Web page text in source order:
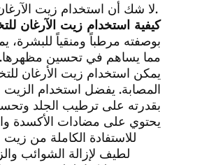
لا شك أن استخدام زيت الآرغان الطبيعي سيساعدك على الحصول على شعر صحي وقوي ينبض بالحيوية والجمال.
كيفية استخدام زيت الآرغان
بوصفته مرطباً ومنقياً للبشرة،
مما يساهم في تحسين مظهرها.
يمكن استخدام زيت الأرغان
المصابة. يفضل استخدام الزيت
بقدرته على ترطيب الجلد
يحتوي على مضادات الأكسدة
للاستفادة الكاملة من
لطيف لإزالة الشوائب